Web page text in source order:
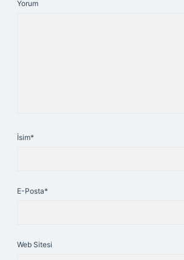
Yorum
İsim*
E-Posta*
Web Sitesi